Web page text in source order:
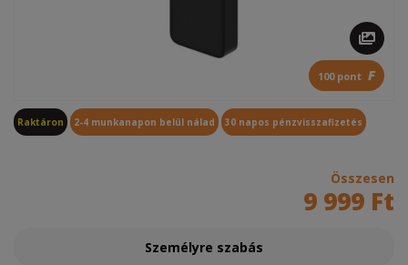
100 pont F
Raktáron 2-4 munkanapon belül nálad 30 napos pénzvisszafizetés
Összesen
9 999 Ft
Személyre szabás